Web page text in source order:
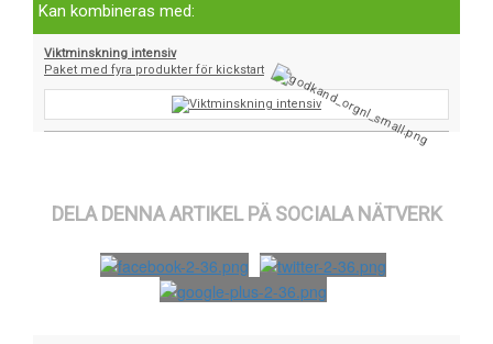
Kan kombineras med:
Viktminskning intensiv
Paket med fyra produkter för kickstart
DELA DENNA ARTIKEL PÄ SOCIALA NÄTVERK